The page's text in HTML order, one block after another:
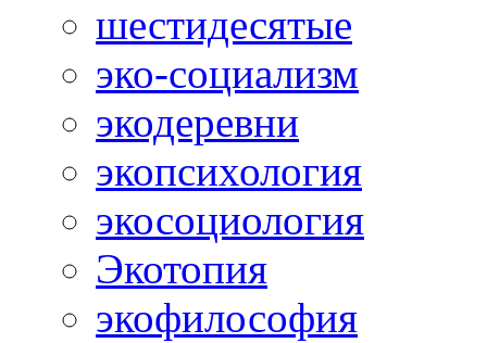
шестидесятые
эко-социализм
экодеревни
экопсихология
экосоциология
Экотопия
экофилософия